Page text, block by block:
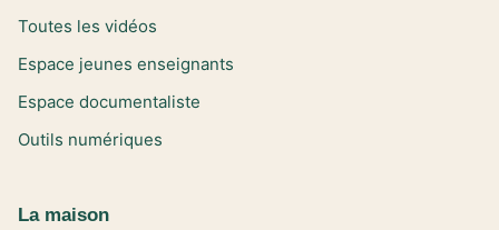
Toutes les vidéos
Espace jeunes enseignants
Espace documentaliste
Outils numériques
La maison